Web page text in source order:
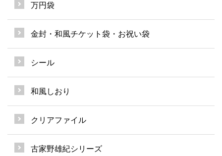
万円袋
金封・和風チケット袋・お祝い袋
シール
和風しおり
クリアファイル
古家野雄紀シリーズ